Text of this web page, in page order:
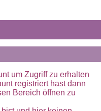
um Zugriff zu erhalten
registriert hast dann
Bereich öffnen zu